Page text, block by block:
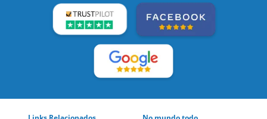
LEIA NOSSAS AVALIAÇÕES: